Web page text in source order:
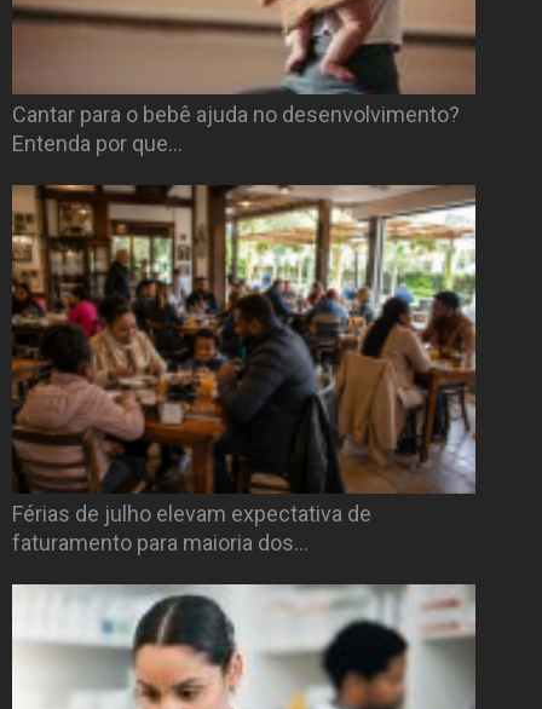
Cantar para o bebê ajuda no desenvolvimento?
Entenda por que…
Férias de julho elevam expectativa de
faturamento para maioria dos…